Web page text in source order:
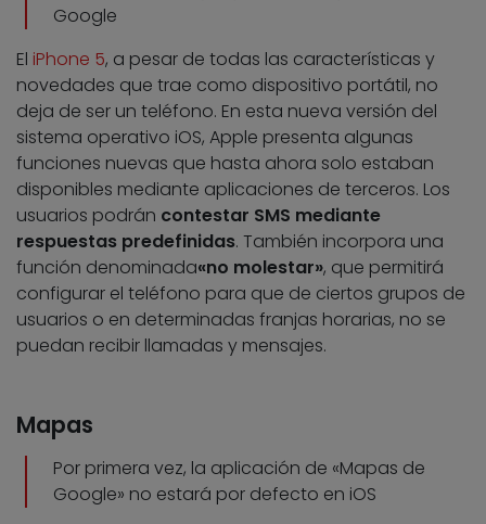
Google
El iPhone 5, a pesar de todas las características y
novedades que trae como dispositivo portátil, no
deja de ser un teléfono. En esta nueva versión del
sistema operativo iOS, Apple presenta algunas
funciones nuevas que hasta ahora solo estaban
disponibles mediante aplicaciones de terceros. Los
usuarios podrán contestar SMS mediante
respuestas predefinidas. También incorpora una
función denominada«no molestar», que permitirá
configurar el teléfono para que de ciertos grupos de
usuarios o en determinadas franjas horarias, no se
puedan recibir llamadas y mensajes.
Mapas
Por primera vez, la aplicación de «Mapas de
Google» no estará por defecto en iOS